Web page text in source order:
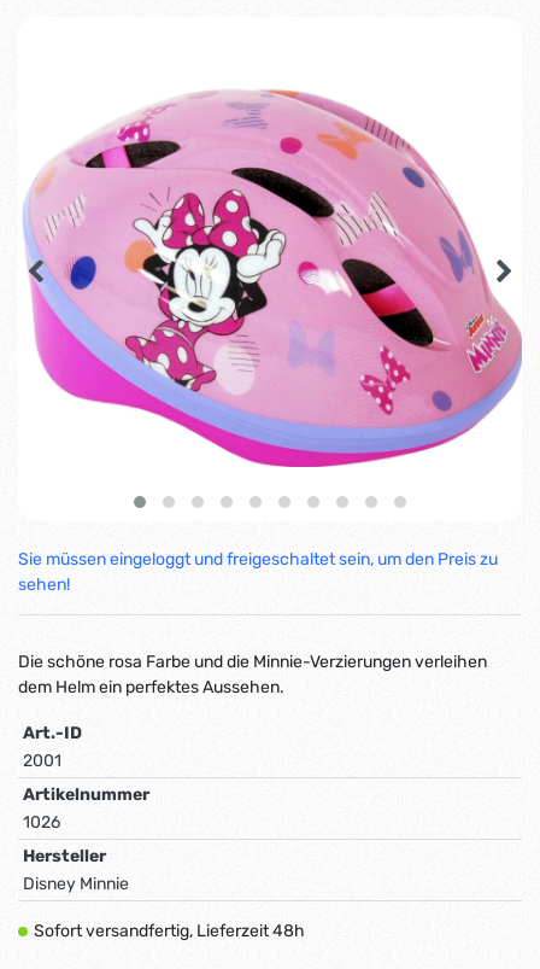
Sie müssen eingeloggt und freigeschaltet sein, um den Preis zu
sehen!
Die schöne rosa Farbe und die Minnie-Verzierungen verleihen
dem Helm ein perfektes Aussehen.
Art.-ID
2001
Artikelnummer
1026
Hersteller
Disney Minnie
Sofort versandfertig, Lieferzeit 48h